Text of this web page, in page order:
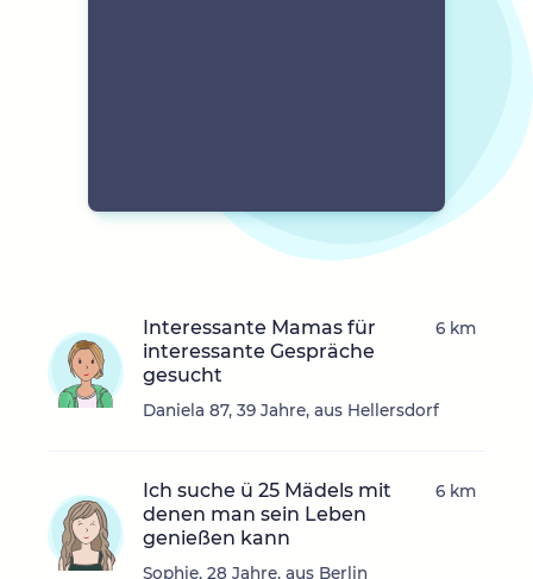
Interessante Mamas für
interessante Gespräche
gesucht
Daniela 87, 39 Jahre, aus Hellersdorf
6 km
Ich suche ü 25 Mädels mit
denen man sein Leben
genießen kann
Sophie, 28 Jahre, aus Berlin
6 km